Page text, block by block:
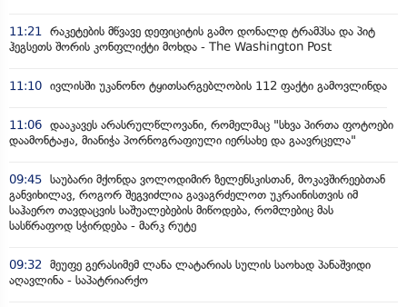
11:21
რაკეტების მწვავე დეფიციტის გამო დონალდ ტრამპსა და პიტ
ჰეგსეთს შორის კონფლიქტი მოხდა - The Washington Post
11:10 ივლისში უკანონო ტყითსარგებლობის 112 ფაქტი გამოვლინდა
11:06 დააკავეს არასრულწლოვანი, რომელმაც "სხვა პირთა ფოტოები
დაამონტაჟა, მიანიჭა პორნოგრაფიული იერსახე და გაავრცელა"
09:45 საუბარი მქონდა ვოლოდიმირ ზელენსკისთან, მოკავშირეებთან
განვიხილავ, როგორ შეგვიძლია გავაგრძელოთ უკრაინისთვის იმ
საჰაერო თავდაცვის საშუალებების მიწოდება, რომლებიც მას
სასწრაფოდ სჭირდება - მარკ რუტე
09:32
მეუფე გერასიმემ ლანა ლატარიას სულის საოხად პანაშვიდი
აღავლინა - საპატრიარქო